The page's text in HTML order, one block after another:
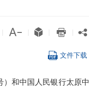
   
 文件下载
）和中国人民银行太原中